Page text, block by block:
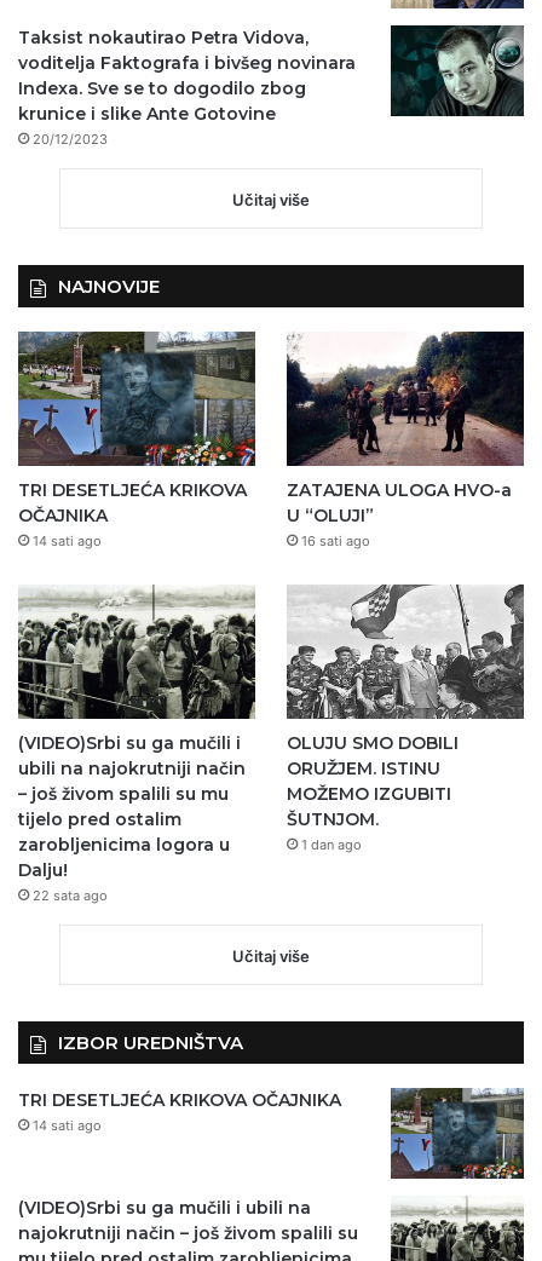
Taksist nokautirao Petra Vidova,
voditelja Faktografa i bivšeg novinara
Indexa. Sve se to dogodilo zbog
krunice i slike Ante Gotovine
20/12/2023
Učitaj više
NAJNOVIJE
TRI DESETLJEĆA KRIKOVA
OČAJNIKA
14 sati ago
ZATAJENA ULOGA HVO-a
U “OLUJI”
16 sati ago
(VIDEO)Srbi su ga mučili i
ubili na najokrutniji način
– još živom spalili su mu
tijelo pred ostalim
zarobljenicima logora u
Dalju!
22 sata ago
OLUJU SMO DOBILI
ORUŽJEM. ISTINU
MOŽEMO IZGUBITI
ŠUTNJOM.
1 dan ago
Učitaj više
IZBOR UREDNIŠTVA
TRI DESETLJEĆA KRIKOVA OČAJNIKA
14 sati ago
(VIDEO)Srbi su ga mučili i ubili na
najokrutniji način – još živom spalili su